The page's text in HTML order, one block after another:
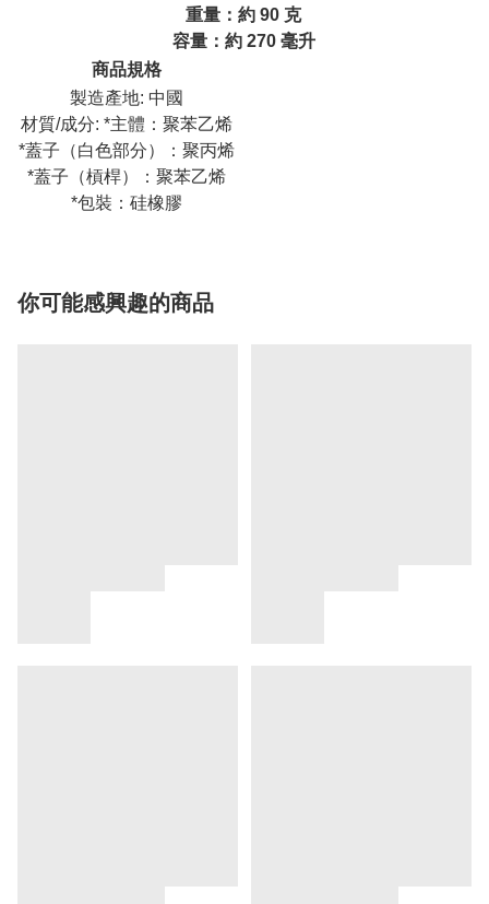
重量：約 90 克
容量：約 270 毫升
商品規格
製造產地: 中國
材質/成分: *主體：聚苯乙烯
*蓋子（白色部分）：聚丙烯
*蓋子（槓桿）：聚苯乙烯
*包裝：硅橡膠
你可能感興趣的商品